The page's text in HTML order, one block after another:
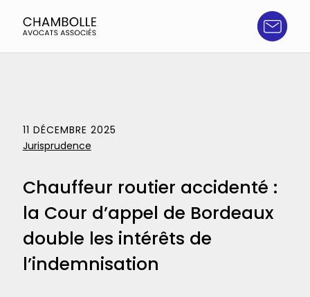
contenu
Avocats
Accidents
Agressions
Grand handicap
11 DÉCEMBRE 2025
Jurisprudence
Chauffeur routier accidenté :
la Cour d’appel de Bordeaux
double les intérêts de
l’indemnisation